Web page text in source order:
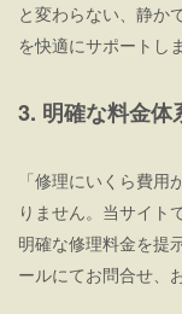
と変わらない、静か
を快適にサポートし
3. 明確な料金体
「修理にいくら費
りません。当サイト
明確な修理料金を提
ールにてお問合せ、